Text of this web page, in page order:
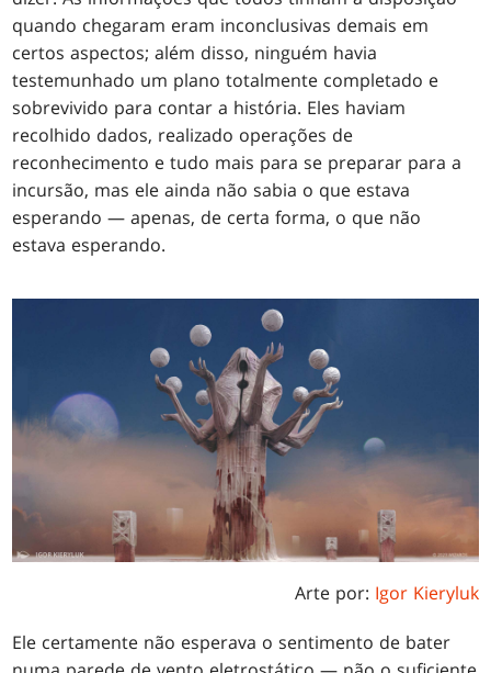
quando chegaram eram inconclusivas demais em
certos aspectos; além disso, ninguém havia
testemunhado um plano totalmente completado e
sobrevivido para contar a história. Eles haviam
recolhido dados, realizado operações de
reconhecimento e tudo mais para se preparar para a
incursão, mas ele ainda não sabia o que estava
esperando — apenas, de certa forma, o que não
estava esperando.
Arte por: Igor Kieryluk
Ele certamente não esperava o sentimento de bater